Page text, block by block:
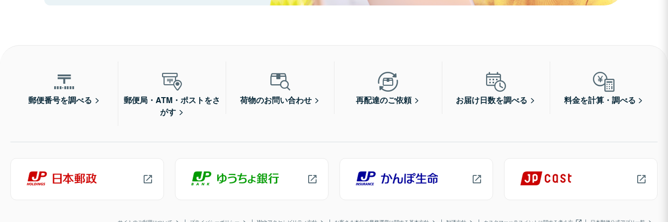
郵便番号を調べる
郵便局・ATM・ポストをさ
がす
荷物のお問い合わせ 再配達のご依頼 お届け日数を調べる 料金を計算・調べる